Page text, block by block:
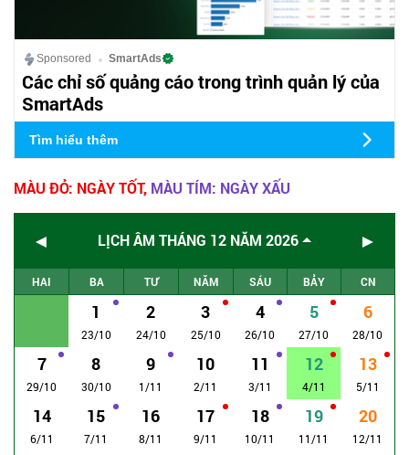
Sponsored SmartAds
Các chỉ số quảng cáo trong trình quản lý của
SmartAds
Tìm hiểu thêm
MÀU ĐỎ: NGÀY TỐT, MÀU TÍM: NGÀY XẤU
◄ LỊCH ÂM THÁNG 12 NĂM 2026 ►
HAI BA TƯ NĂM SÁU BẢY CN
1
23/10
2
24/10
3
25/10
4
26/10
5
27/10
6
28/10
7
29/10
8
30/10
9
1/11
10
2/11
11
3/11
12
4/11
13
5/11
14
6/11
15
7/11
16
8/11
17
9/11
18
10/11
19
11/11
20
12/11